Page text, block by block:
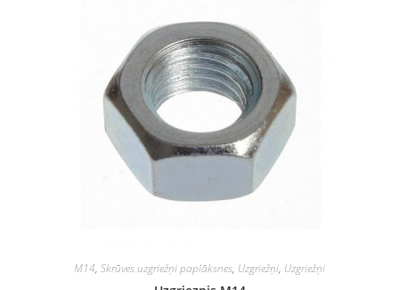
M14, Skrūves uzgriežņi paplāksnes, Uzgriežņi, Uzgriežņi